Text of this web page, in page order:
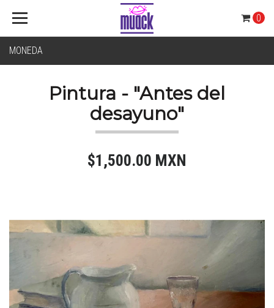
MONEDA
0
Pintura - "Antes del
desayuno"
$1,500.00 MXN